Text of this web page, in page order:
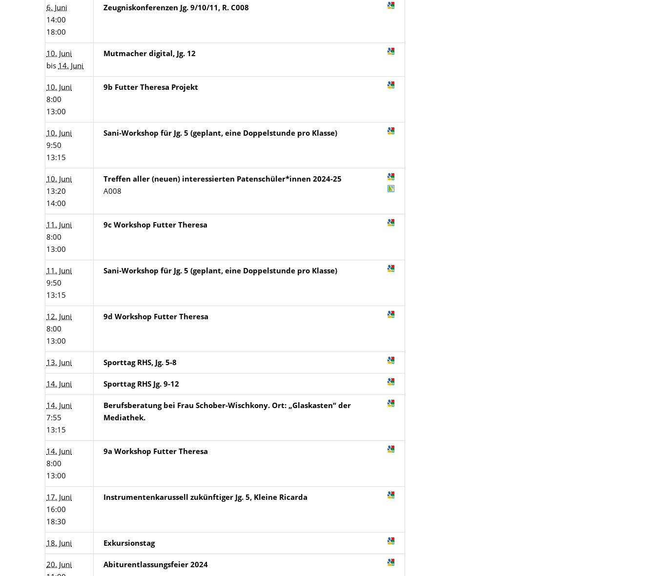
6. Juni
14:00
18:00
Zeugniskonferenzen Jg. 9/10/11, R. C008
10. Juni
bis 14. Juni
Mutmacher digital, Jg. 12
10. Juni
8:00
13:00
9b Futter Theresa Projekt
10. Juni
9:50
13:15
Sani-Workshop für Jg. 5 (geplant, eine Doppelstunde pro Klasse)
10. Juni
13:20
14:00
Treffen aller (neuen) interessierten Patenschüler*innen 2024-25
A008
11. Juni
8:00
13:00
9c Workshop Futter Theresa
11. Juni
9:50
13:15
Sani-Workshop für Jg. 5 (geplant, eine Doppelstunde pro Klasse)
12. Juni
8:00
13:00
9d Workshop Futter Theresa
13. Juni Sporttag RHS, Jg. 5-8
14. Juni Sporttag RHS Jg. 9-12
14. Juni
7:55
13:15
Berufsberatung bei Frau Schober-Wischkony. Ort: „Glaskasten“ der
Mediathek.
14. Juni
8:00
13:00
9a Workshop Futter Theresa
17. Juni
16:00
18:30
Instrumentenkarussell zukünftiger Jg. 5, Kleine Ricarda
18. Juni Exkursionstag
20. Juni
Abiturentlassungsfeier 2024